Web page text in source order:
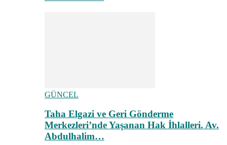
GÜNCEL
Taha Elgazi ve Geri Gönderme
Merkezleri’nde Yaşanan Hak İhlalleri. Av.
Abdulhalim…